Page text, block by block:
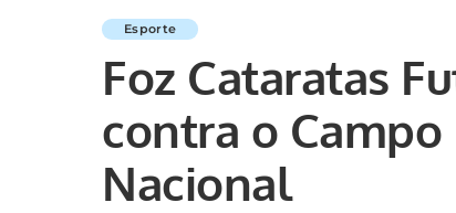
Esporte
Foz Cataratas
contra o
Nacional